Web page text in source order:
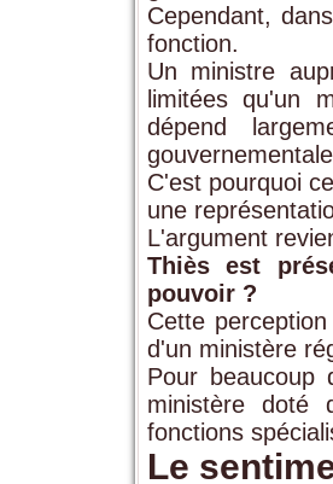
Cependant,
fonction.
Un ministre
limitées qu'un
dépend
C'est pourquoi
une
L'argument
Thiès est
pouvoir ?
Cette
d'un ministère
Pour beaucoup
ministère doté
fonctions
Le